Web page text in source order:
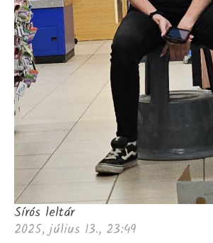
Sírós leltár
2025, július 13., 23:49